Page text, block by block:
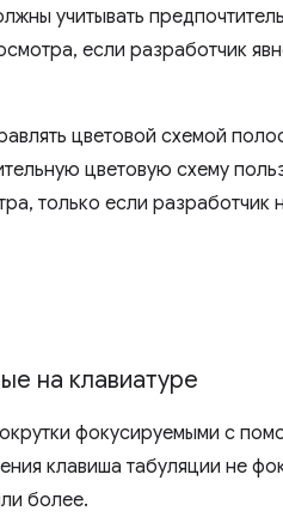
учитывать
если разработчик
цветовой схемой
цветовую схему
только если разработчик
на клавиатуре
фокусируемыми с
клавиша табуляции не
более.